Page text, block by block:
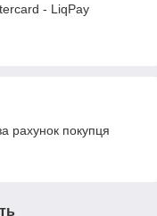
- LiqPay
рахунок покупця